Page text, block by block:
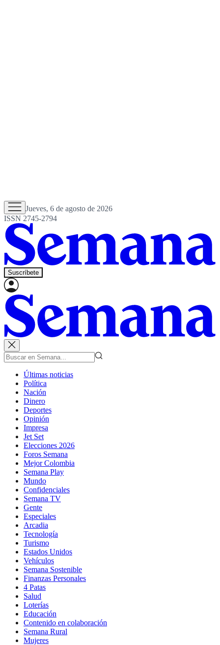
Jueves, 6 de agosto de 2026
ISSN 2745-2794
Suscríbete
Últimas noticias
Política
Nación
Dinero
Deportes
Opinión
Impresa
Jet Set
Elecciones 2026
Foros Semana
Mejor Colombia
Semana Play
Mundo
Confidenciales
Semana TV
Gente
Especiales
Arcadia
Tecnología
Turismo
Estados Unidos
Vehículos
Semana Sostenible
Finanzas Personales
4 Patas
Salud
Loterías
Educación
Contenido en colaboración
Semana Rural
Mujeres